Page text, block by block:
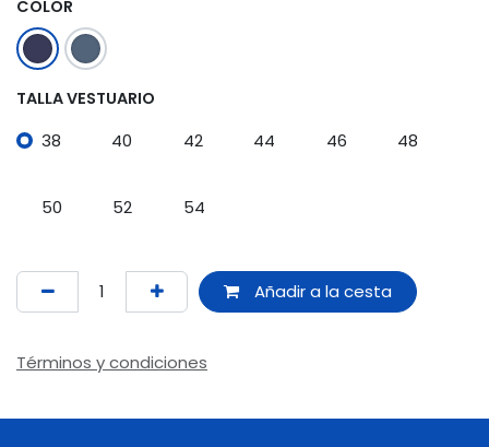
COLOR
TALLA VESTUARIO
38 40 42 44 46 48
50 52 54
Añadir a la cesta
Términos y condiciones